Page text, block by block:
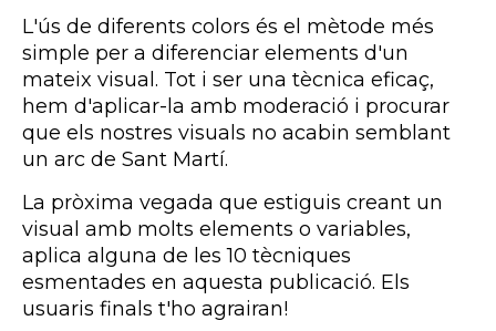
L'ús de diferents colors és el mètode més
simple per a diferenciar elements d'un
mateix visual. Tot i ser una tècnica eficaç,
hem d'aplicar-la amb moderació i procurar
que els nostres visuals no acabin semblant
un arc de Sant Martí.
La pròxima vegada que estiguis creant un
visual amb molts elements o variables,
aplica alguna de les 10 tècniques
esmentades en aquesta publicació. Els
usuaris finals t'ho agrairan!